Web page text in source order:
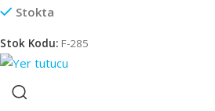
Stokta
Stok Kodu: F-285